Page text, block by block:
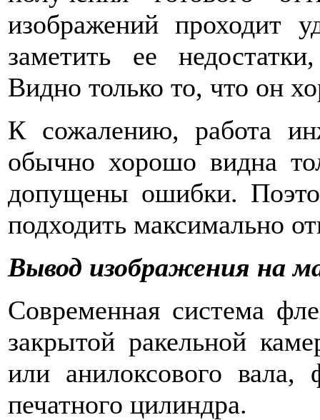
изображений проходит
заметить ее
Видно только то, что он
К сожалению, работа
обычно хорошо видна
допущены ошибки.
подходить максимально
Вывод изображения на
Современная система
закрытой ракельной
или анилоксового вала,
печатного цилиндра.